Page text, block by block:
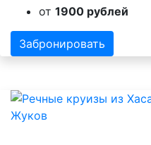
от 1900 рублей
Забронировать